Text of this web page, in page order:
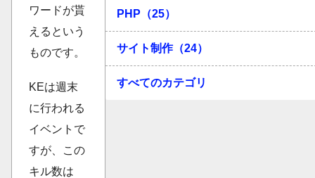
ワードが貰
えるという
ものです。
KEは週末
に行われる
イベントで
すが、この
キル数は
PHP（25）
サイト制作（24）
すべてのカテゴリ